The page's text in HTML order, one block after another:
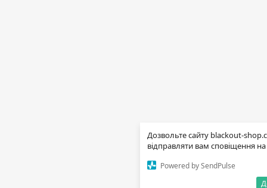
Дозвольте сайту blackout-
відправляти вам сповіщення
Powered by SendPulse